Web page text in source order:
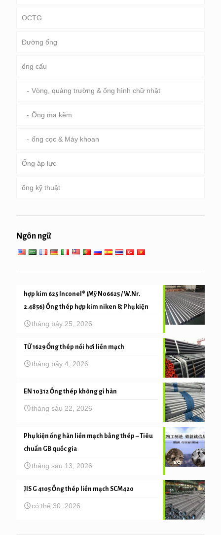
OCTG
Ống & vỏ bọc
Ống khoan
ống khoan nặng & cổ áo khoan
Đường ống
đường ống dẫn chung
dịch vụ đặc biệt và tráng & ống lót
ống cấu
Vòng, quảng trường & ống hình chữ nhật
Ống mạ kẽm
ống cọc & Máy khoan
Ống áp lực
Nồi hơi, bộ trao đổi nhiệt, bình ngưng & ống nóng
ống kỹ thuật
ống cơ khí và độ chính xác
Ngôn ngữ
hợp kim 625 Inconel® (Mỹ N06625 / W.Nr.
2.4856) Ống thép hợp kim niken & Phụ kiện
tháng bảy 25, 2026
TỪ 1629 Ống thép nồi hơi liền mạch
tháng bảy 4, 2026
EN 10312 Ống thép không gỉ hàn
tháng sáu 22, 2026
Phụ kiện ống hàn liền mạch bằng thép – Tiêu
chuẩn GB quốc gia
tháng sáu 13, 2026
JIS G 4105 Ống thép liền mạch SCM420
có thể 30, 2026